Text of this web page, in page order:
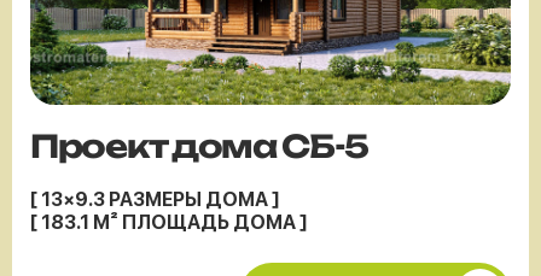
Проект дома СБ-5
[ 13×9.3 РАЗМЕРЫ ДОМА ]
[ 183.1 М² ПЛОЩАДЬ ДОМА ]